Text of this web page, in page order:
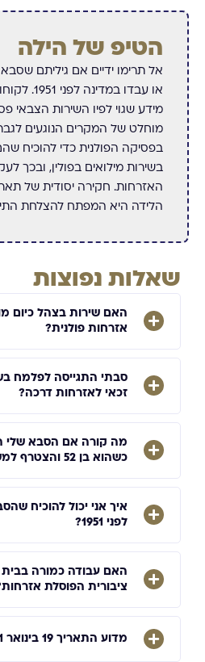
הטיפ של הילה
אל תרימו ידיים אם גיליתם
או עבדו
מידע שגוי לפיו השירות הצבאי
מוחלט של המקרים הנוגעים
בפסיקה הפולנית כדי להוכיח
בשירות מילואים בפולין, ובכך
האזרחות. חקירה יסודית של
הלידה היא המפתח להצלחת
שאלות נפוצות
האם שירות בצהל כיום
אזרחות פולנית?
זכאי לאזרחות דרכה?
כשהוא בן 52 והצטרף למשמר האזרחי?
איך אני יכול להוכיח
לפני 1951?
האם עבודה כמורה
ציבורית הפוסלת
מדוע התאריך 19 בינואר 1951 הוא כל כך חשוב?